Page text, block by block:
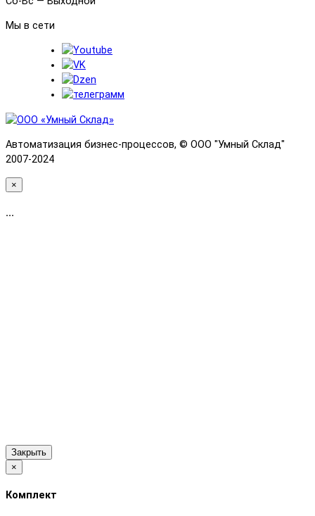
Мы в сети
Автоматизация бизнес-процессов, © OOO "Умный Склад"
2007-2024
×
...
Закрыть
×
Комплект